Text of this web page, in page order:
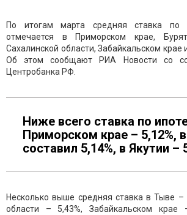
По итогам марта средняя ставка по
отмечается в Приморском крае,
Сахалинской области, Забайкальском крае
Об этом сообщают РИА Новости со
Центробанка РФ.
Ниже всего ставка по
Приморском крае – 5,12%,
составил 5,14%, в Якутии –
Несколько выше средняя ставка в Тыве –
области – 5,43%, Забайкальском крае